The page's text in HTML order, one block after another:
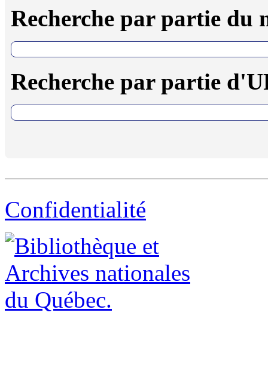
Recherche par partie du
Recherche par partie
Confidentialité